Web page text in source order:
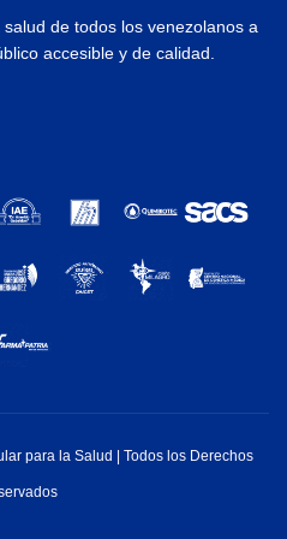
de todos los venezolanos a
accesible y de calidad.
para la Salud | Todos los Derechos